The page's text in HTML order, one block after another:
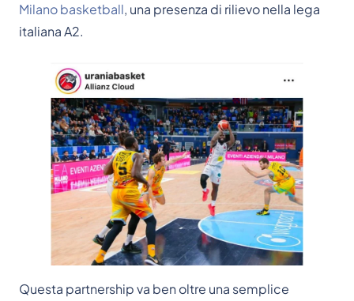
Milano basketball, una presenza di rilievo nella lega
italiana A2.
Questa partnership va ben oltre una semplice